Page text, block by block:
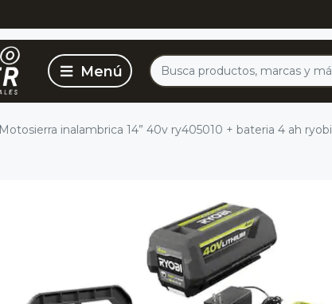
Motosierra inalambrica 14” 40v ry405010 + bateria 4 ah ryobi